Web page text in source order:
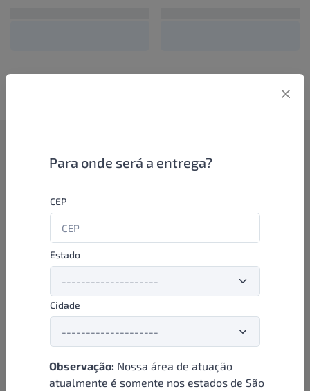
Para onde será a entrega?
CEP
Estado
Cidade
Observação: Nossa área de atuação
atualmente é somente nos estados de São
Como funciona
aproveitar as promoções e ofertas direto das indústrias de
beleza e higiene em nossa plataforma. E o melhor: você continua
comprando de seus distribuidores parceiros e encontra novos
distribuidores para comprar cada vez com mais praticidade e
agilidade. Aproveite!
Formas de pagamento
Institucional